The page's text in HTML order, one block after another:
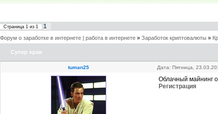
Страница 1 из 1 1
Форум о заработке в интернете | работа в интернете » Заработок криптовалюты »
Супер кран
tuman25 Дата: Пятница,
Облачный майнинг
Регистрация